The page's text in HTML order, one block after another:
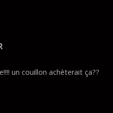
un couillon achèterait ça??